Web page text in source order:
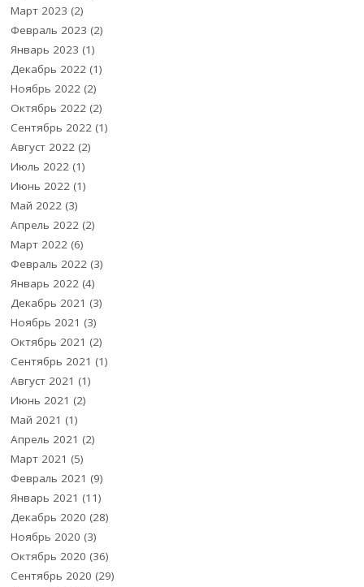
Март 2023 (2)
Февраль 2023 (2)
Январь 2023 (1)
Декабрь 2022 (1)
Ноябрь 2022 (2)
Октябрь 2022 (2)
Сентябрь 2022 (1)
Август 2022 (2)
Июль 2022 (1)
Июнь 2022 (1)
Май 2022 (3)
Апрель 2022 (2)
Март 2022 (6)
Февраль 2022 (3)
Январь 2022 (4)
Декабрь 2021 (3)
Ноябрь 2021 (3)
Октябрь 2021 (2)
Сентябрь 2021 (1)
Август 2021 (1)
Июнь 2021 (2)
Май 2021 (1)
Апрель 2021 (2)
Март 2021 (5)
Февраль 2021 (9)
Январь 2021 (11)
Декабрь 2020 (28)
Ноябрь 2020 (3)
Октябрь 2020 (36)
Сентябрь 2020 (29)